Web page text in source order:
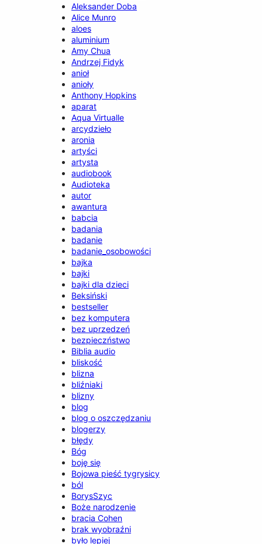
Aleksander Doba
Alice Munro
aloes
aluminium
Amy Chua
Andrzej Fidyk
anioł
anioły
Anthony Hopkins
aparat
Aqua Virtualle
arcydzieło
aronia
artyści
artysta
audiobook
Audioteka
autor
awantura
babcia
badania
badanie
badanie_osobowości
bajka
bajki
bajki dla dzieci
Beksiński
bestseller
bez komputera
bez uprzedzeń
bezpieczństwo
Biblia audio
bliskość
blizna
bliźniaki
blizny
blog
blog o oszczędzaniu
blogerzy
błędy
Bóg
boję się
Bojowa pieść tygrysicy
ból
BorysSzyc
Boże narodzenie
bracia Cohen
brak wyobraźni
było lepiej